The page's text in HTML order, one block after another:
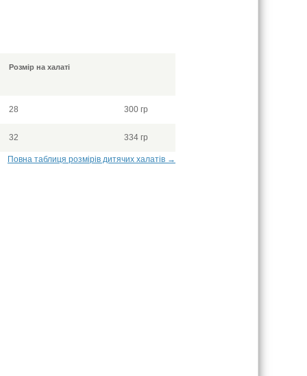
Розмір на халаті
28 300 гр
32 334 гр
Повна таблиця розмірів дитячих халатів →